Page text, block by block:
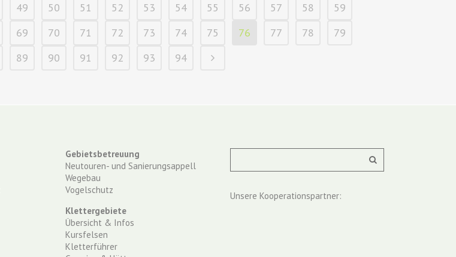
49 50 51 52 53 54 55 56 57 58
59
69 70 71 72 73 74 75 76 77 78
79
89 90 91 92 93 94
Gebietsbetreuung
Neutouren- und Sanierungsappell
Wegebau
Vogelschutz
Klettergebiete
Übersicht & Infos
Kursfelsen
Kletterführer
Unsere Kooperationspartner: